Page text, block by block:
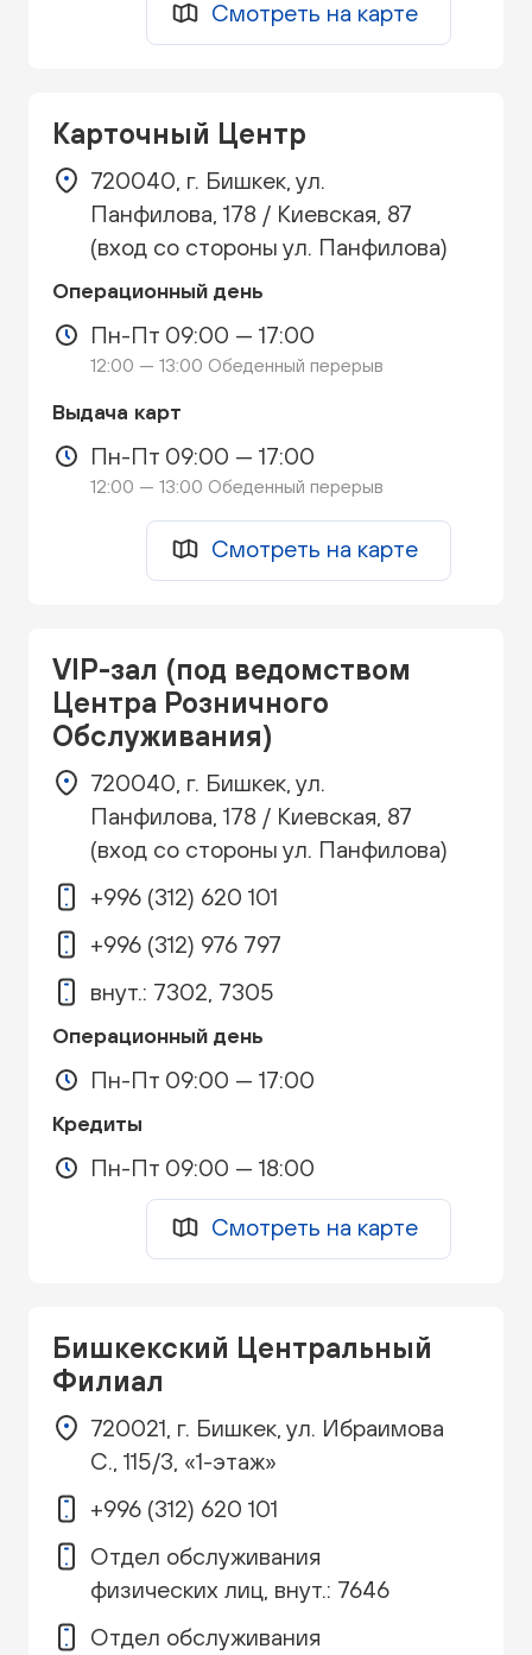
Смотреть на карте
Карточный Центр
720040, г. Бишкек, ул.
Панфилова, 178 / Киевская, 87
(вход со стороны ул. Панфилова)
Операционный день
Пн-Пт 09:00 — 17:00
12:00 — 13:00 Обеденный перерыв
Выдача карт
Пн-Пт 09:00 — 17:00
12:00 — 13:00 Обеденный перерыв
Смотреть на карте
VIP-зал (под ведомством
Центра Розничного
Обслуживания)
720040, г. Бишкек, ул.
Панфилова, 178 / Киевская, 87
(вход со стороны ул. Панфилова)
+996 (312) 620 101
+996 (312) 976 797
внут.: 7302, 7305
Операционный день
Пн-Пт 09:00 — 17:00
Кредиты
Пн-Пт 09:00 — 18:00
Смотреть на карте
Бишкекский Центральный
Филиал
720021, г. Бишкек, ул. Ибраимова
С., 115/3, «1-этаж»
+996 (312) 620 101
Отдел обслуживания
физических лиц, внут.: 7646
Отдел обслуживания